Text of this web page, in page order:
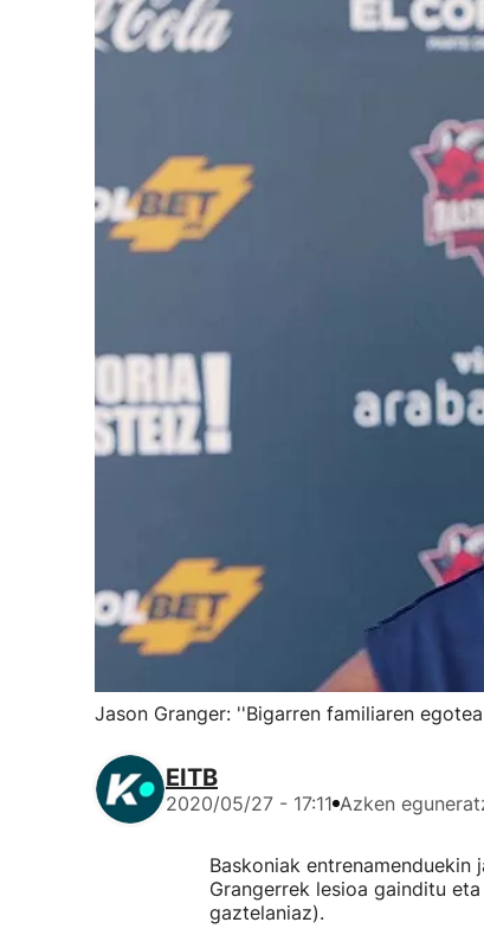
Jason Granger: ''Bigarren familiaren
EITB
2020/05/27 - 17:11 Azken
Baskoniak
Grangerrek lesioa gainditu
gaztelaniaz).